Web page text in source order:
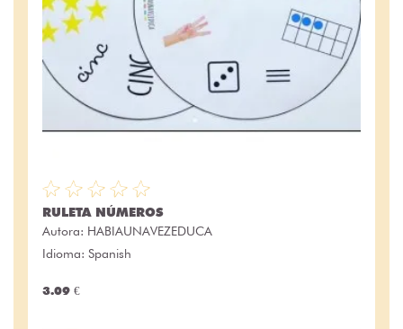
RULETA NÚMEROS
Autora: HABIAUNAVEZEDUCA
Idioma: Spanish
3.09 €